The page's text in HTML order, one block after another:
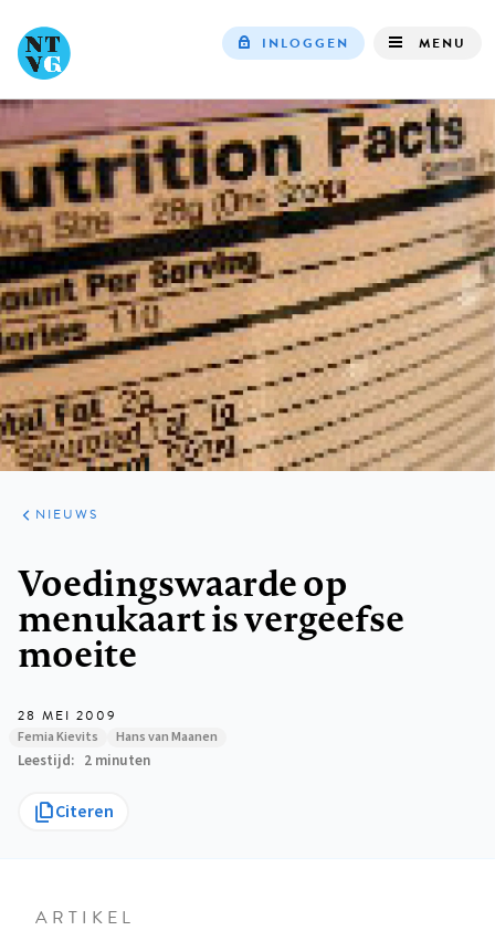
navigation
INLOGGEN MENU
ARTIKELEN
HET
KORT
NIEUWS
Voedingswaarde op
menukaart is vergeefse
moeite
28 MEI 2009
Femia Kievits Hans van Maanen
Leestijd 2 minuten
Citeren
ARTIKEL